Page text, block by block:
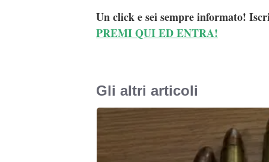
Un click e sei sempre informato!
PREMI QUI ED ENTRA!
Gli altri articoli